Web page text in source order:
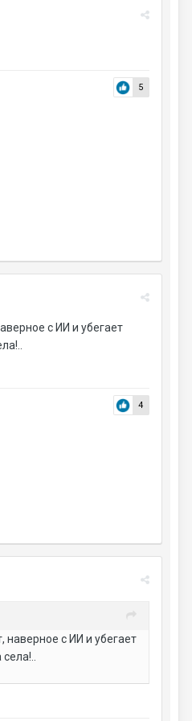
5
с ИИ и убегает
4
наверное с ИИ и убегает